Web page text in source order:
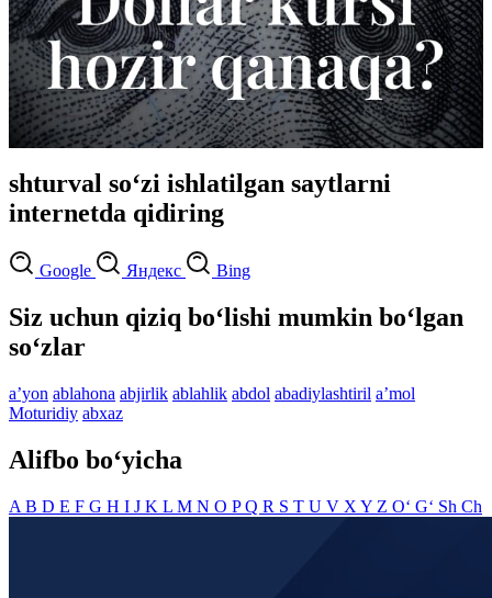
shturval so‘zi ishlatilgan saytlarni
internetda qidiring
Google Яндекс Bing
Siz uchun qiziq bo‘lishi mumkin bo‘lgan
so‘zlar
aʼyon ablahona abjirlik ablahlik abdol abadiylashtiril aʼmol
Moturidiy abxaz
Alifbo bo‘yicha
A B D E F G H I J K L M N O PQ R S T U V X Y Z O‘ G‘ Sh Ch